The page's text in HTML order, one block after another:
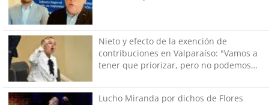
Nieto y efecto de la exención de
contribuciones en Valparaíso: "Vamos a
tener que priorizar, pero no podemos
Lucho Miranda por dichos de Flores